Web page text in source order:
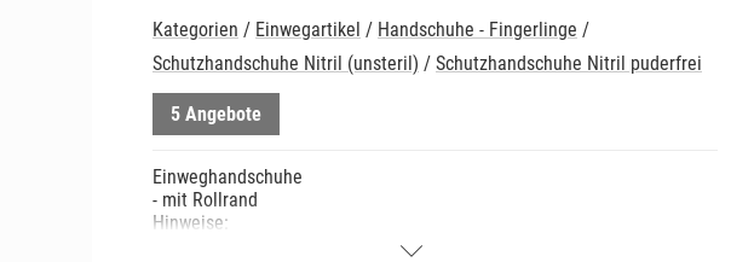
Kategorien / Einwegartikel / Handschuhe - Fingerlinge /
Schutzhandschuhe Nitril (unsteril) / Schutzhandschuhe Nitril puderfrei
5 Angebote
Einweghandschuhe
- mit Rollrand
Hinweise:
- Mikrogeraute Oberfläche an den Fingerspitzen